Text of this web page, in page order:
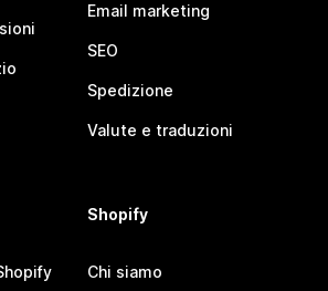
Email marketing
SEO
Spedizione
Valute e traduzioni
Shopify
Chi siamo